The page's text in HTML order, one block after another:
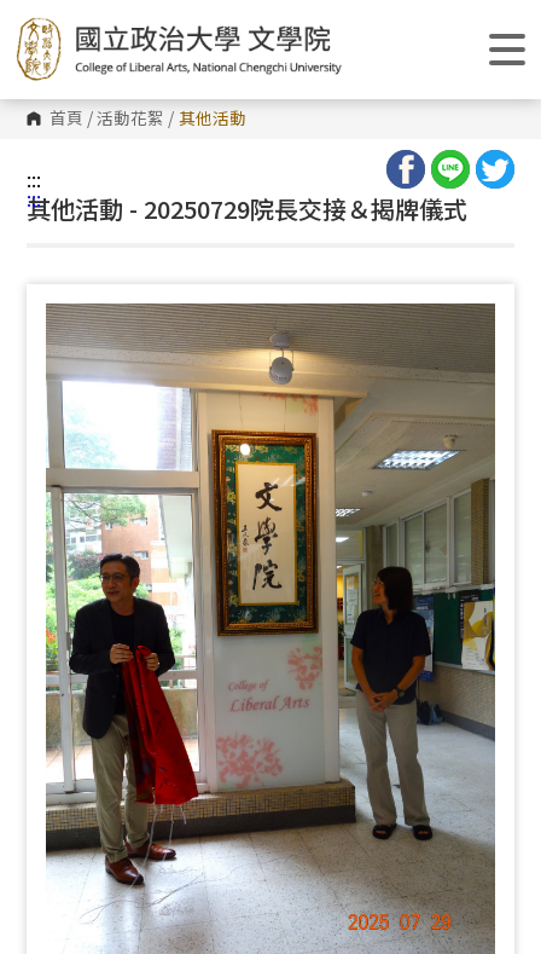
跳
到
主
要
內
容
區 首頁 /活動花絮 / 其他活動
:::
:::
其他活動 - 20250729院長交接＆揭牌儀式